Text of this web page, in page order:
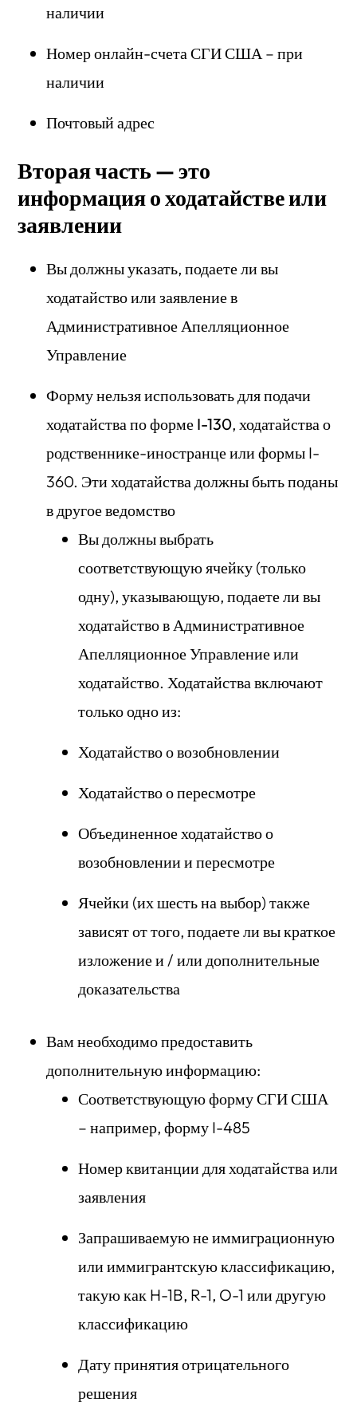
наличии
Номер онлайн-счета СГИ США – при
наличии
Почтовый адрес
Вторая часть — это
информация о ходатайстве или
заявлении
Вы должны указать, подаете ли вы
ходатайство или заявление в
Административное Апелляционное
Управление
Формунельзя использовать для подачи
ходатайства по форме I-130, ходатайства о
родственнике-иностранце или формы I-
360. Эти ходатайства должны быть поданы
в другое ведомство
Вы должны выбрать
соответствующую ячейку (только
одну), указывающую, подаете ли вы
ходатайство в Административное
Апелляционное Управление или
ходатайство. Ходатайства включают
только одно из:
Ходатайство о возобновлении
Ходатайство о пересмотре
Объединенное ходатайство о
возобновлении и пересмотре
Ячейки (их шесть на выбор) также
зависят от того, подаете ли вы краткое
изложение и / или дополнительные
доказательства
Вам необходимо предоставить
дополнительную информацию:
Соответствующую форму СГИ США
– например, форму I-485
Номер квитанции для ходатайства или
заявления
Запрашиваемую не иммиграционную
или иммигрантскую классификацию,
такую как H-1B, R-1, O-1 или другую
классификацию
Дату принятия отрицательного
решения